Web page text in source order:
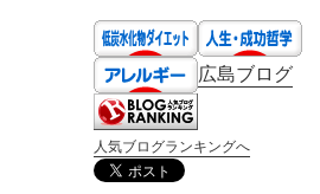
広島ブログ
人気ブログランキングへ